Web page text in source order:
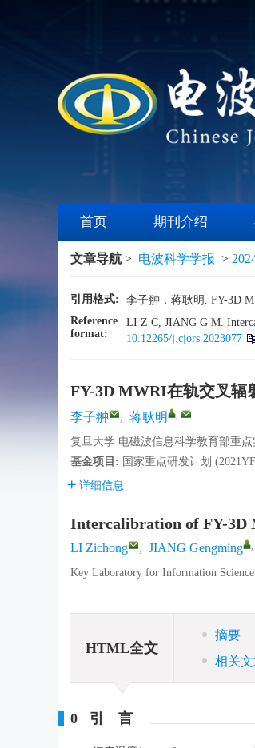
首页 期刊介绍
文章导航 > 电波科学学报 >
引用格式: 李子翀，蒋耿明. FY-3D
Reference
format:
LI Z C, JIANG G M.
10.12265/j.cjors.2023077
FY-3D MWRI在轨交叉辐
李子翀 , 蒋耿明 ,
复旦大学 电磁波信息科学教育部重点
基金项目: 国家重点研发计划
详细信息
Intercalibration of FY-3D
LI Zichong , JIANG Gengming ,
Key Laboratory for Information
HTML全文
摘要
相关
0 引 言